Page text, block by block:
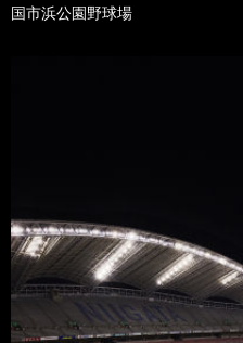
国市浜公園野球場